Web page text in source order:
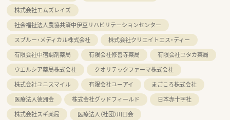
株式会社エムズレイズ
社会福祉法人農協共済中伊豆リハビリテーションセンター
スブルー・メディカル株式会社
株式会社クリエイトエス・ディー
有限会社中宿調剤薬局
有限会社修善寺薬局
有限会社ユタカ薬局
ウエルシア薬局株式会社
クオリテックファーマ株式会社
株式会社ユニスマイル
有限会社ユーアイ
まごころ株式会社
医療法人徳洲会
株式会社グッドフィールド
日本赤十字社
株式会社スギ薬局
医療法人（社団）川口会